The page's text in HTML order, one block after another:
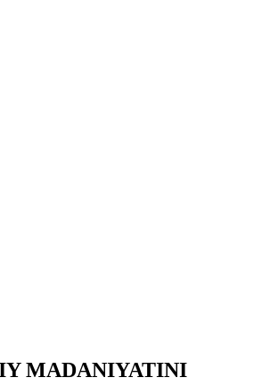
MADANIYATINI